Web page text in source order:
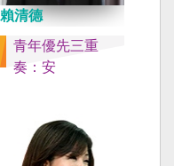
賴清德
青年優先三重
奏：安